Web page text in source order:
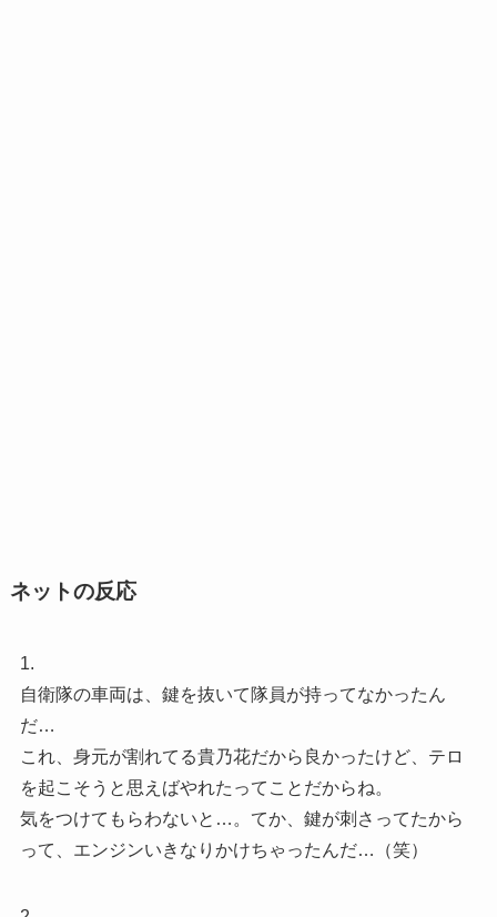
ネットの反応
1.
自衛隊の車両は、鍵を抜いて隊員が持ってなかったん
だ…
これ、身元が割れてる貴乃花だから良かったけど、テロ
を起こそうと思えばやれたってことだからね。
気をつけてもらわないと…。てか、鍵が刺さってたから
って、エンジンいきなりかけちゃったんだ…（笑）